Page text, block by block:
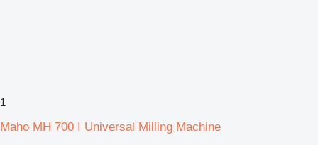
1
Maho MH 700 I Universal Milling Machine